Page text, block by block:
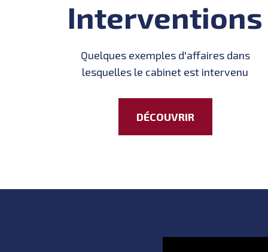
Interventions
Quelques exemples d'affaires dans
lesquelles le cabinet est intervenu
DÉCOUVRIR